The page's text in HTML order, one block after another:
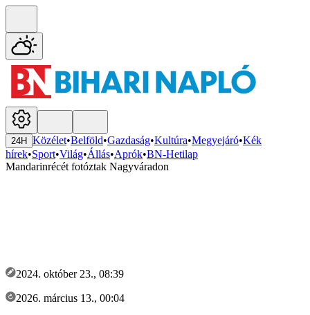
24H Közélet•Belföld•Gazdaság•Kultúra•Megyejáró•Kék
hírek•Sport•Világ•Állás•Aprók•BN-Hetilap
Mandarinrécét fotóztak Nagyváradon
2024. október 23., 08:39
2026. március 13., 00:04